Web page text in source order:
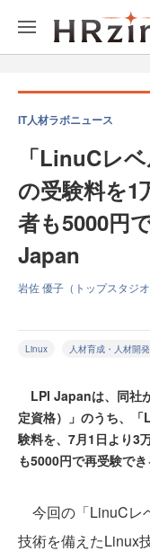
IT人材ラボニュース
「LinuCレ
の受験料を1
者も5000円
Japan
岩佐 優子（トップスタジオ
Linux 人材育成・人材開発
LPI Japanは、同社
定資格）」のうち、
験料を、7月1日より3
も5000円で再受験で
今回の「LinuCレ
技術を備えたLinux